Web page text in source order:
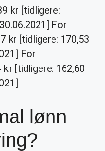
kr [tidligere:
For
kr [tidligere: 170,53
For
kr [tidligere: 162,60
lønn